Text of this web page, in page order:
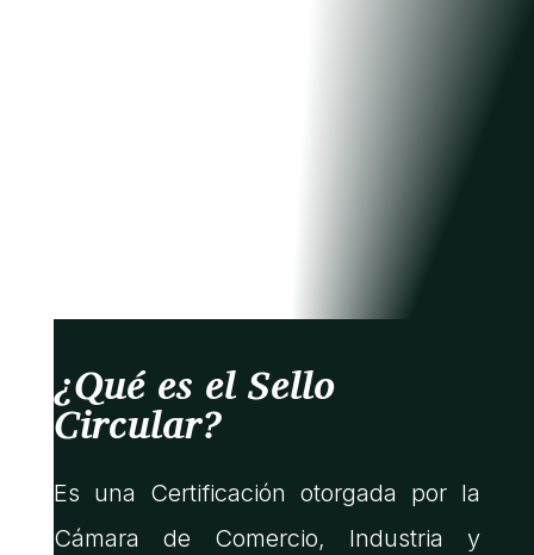
¿Qué es el Sello
Circular?
Es una Certificación otorgada por la
Cámara de Comercio, Industria y